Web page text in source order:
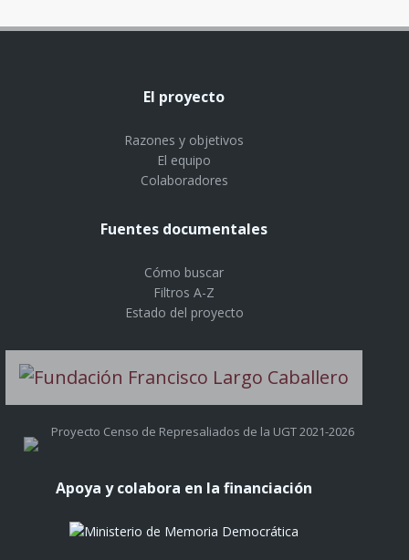
El proyecto
Razones y objetivos
El equipo
Colaboradores
Fuentes documentales
Cómo buscar
Filtros A-Z
Estado del proyecto
Proyecto Censo de Represaliados de la UGT 2021-2026
Apoya y colabora en la financiación